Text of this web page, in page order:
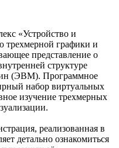
«Устройство и
графики и
представление о
структуре
(ЭВМ). Программное
набор виртуальных
изучение трехмерных
реализованная в
детально ознакомиться